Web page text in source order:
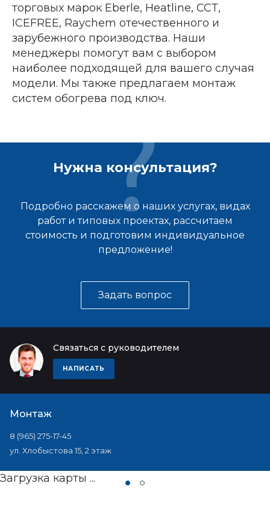
торговых марок Eberle, Heatline, ССТ,
ICEFREE, Raychem отечественного и
зарубежного производства. Наши
менеджеры помогут вам с выбором
наиболее подходящей для вашего случая
модели. Мы также предлагаем монтаж
систем обогрева под ключ.
Нужна консультация?
Подробно расскажем о наших услугах, видах
работ и типовых проектах, рассчитаем
стоимость и подготовим индивидуальное
предложение!
Задать вопрос
Связаться с руководителем
НАПИСАТЬ
Монтаж
8 (965) 275-17-45
ул. Хлобыстова 15, 2 этаж
Загрузка карты ...